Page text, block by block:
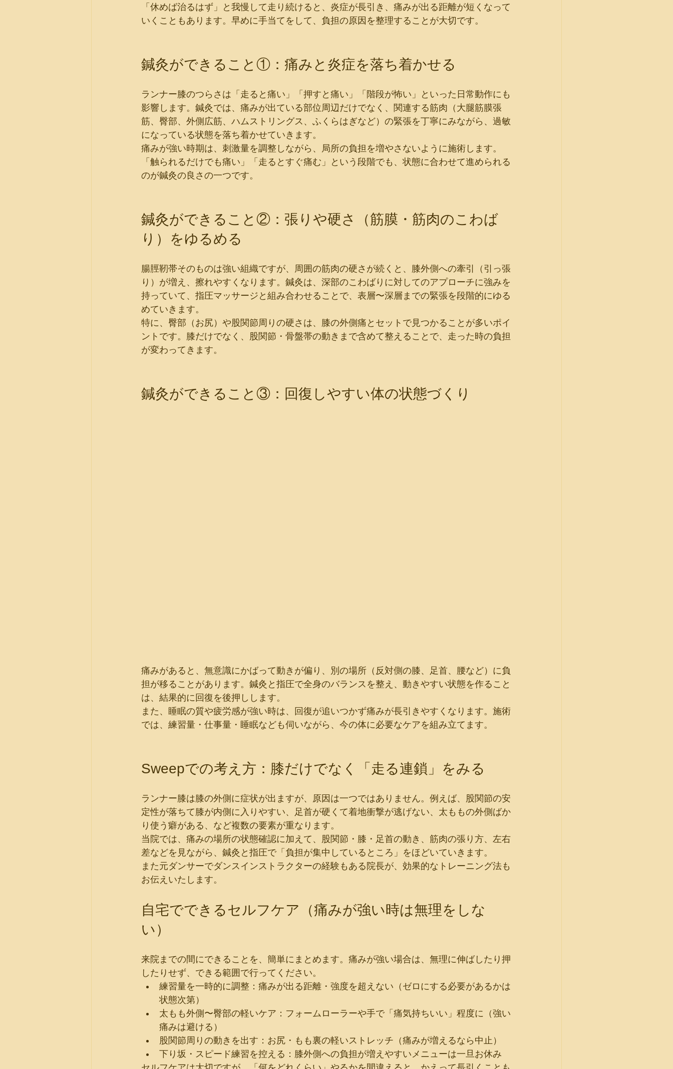
「休めば治るはず」と我慢して走り続けると、炎症が長引き、痛みが出る距離が短くなって
いくこともあります。早めに手当てをして、負担の原因を整理することが大切です。
鍼灸ができること①：痛みと炎症を落ち着かせる
ランナー膝のつらさは「走ると痛い」「押すと痛い」「階段が怖い」といった日常動作にも
影響します。鍼灸では、痛みが出ている部位周辺だけでなく、関連する筋肉（大腿筋膜張
筋、臀部、外側広筋、ハムストリングス、ふくらはぎなど）の緊張を丁寧にみながら、過敏
になっている状態を落ち着かせていきます。
痛みが強い時期は、刺激量を調整しながら、局所の負担を増やさないように施術します。
「触られるだけでも痛い」「走るとすぐ痛む」という段階でも、状態に合わせて進められる
のが鍼灸の良さの一つです。
鍼灸ができること②：張りや硬さ（筋膜・筋肉のこわば
り）をゆるめる
腸脛靭帯そのものは強い組織ですが、周囲の筋肉の硬さが続くと、膝外側への牽引（引っ張
り）が増え、擦れやすくなります。鍼灸は、深部のこわばりに対してのアプローチに強みを
持っていて、指圧マッサージと組み合わせることで、表層〜深層までの緊張を段階的にゆる
めていきます。
特に、臀部（お尻）や股関節周りの硬さは、膝の外側痛とセットで見つかることが多いポイ
ントです。膝だけでなく、股関節・骨盤帯の動きまで含めて整えることで、走った時の負担
が変わってきます。
鍼灸ができること③：回復しやすい体の状態づくり
痛みがあると、無意識にかばって動きが偏り、別の場所（反対側の膝、足首、腰など）に負
担が移ることがあります。鍼灸と指圧で全身のバランスを整え、動きやすい状態を作ること
は、結果的に回復を後押しします。
また、睡眠の質や疲労感が強い時は、回復が追いつかず痛みが長引きやすくなります。施術
では、練習量・仕事量・睡眠なども伺いながら、今の体に必要なケアを組み立てます。
Sweepでの考え方：膝だけでなく「走る連鎖」をみる
ランナー膝は膝の外側に症状が出ますが、原因は一つではありません。例えば、股関節の安
定性が落ちて膝が内側に入りやすい、足首が硬くて着地衝撃が逃げない、太ももの外側ばか
り使う癖がある、など複数の要素が重なります。
当院では、痛みの場所の状態確認に加えて、股関節・膝・足首の動き、筋肉の張り方、左右
差などを見ながら、鍼灸と指圧で「負担が集中しているところ」をほどいていきます。
また元ダンサーでダンスインストラクターの経験もある院長が、効果的なトレーニング法も
お伝えいたします。
自宅でできるセルフケア（痛みが強い時は無理をしな
い）
来院までの間にできることを、簡単にまとめます。痛みが強い場合は、無理に伸ばしたり押
したりせず、できる範囲で行ってください。
練習量を一時的に調整：痛みが出る距離・強度を超えない（ゼロにする必要があるかは
状態次第）
太もも外側〜臀部の軽いケア：フォームローラーや手で「痛気持ちいい」程度に（強い
痛みは避ける）
股関節周りの動きを出す：お尻・もも裏の軽いストレッチ（痛みが増えるなら中止）
下り坂・スピード練習を控える：膝外側への負担が増えやすいメニューは一旦お休み